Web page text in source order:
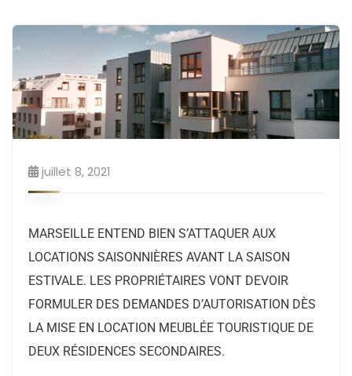
juillet 8, 2021
MARSEILLE ENTEND BIEN S’ATTAQUER AUX
LOCATIONS SAISONNIÈRES AVANT LA SAISON
ESTIVALE. LES PROPRIÉTAIRES VONT DEVOIR
FORMULER DES DEMANDES D’AUTORISATION DÈS
LA MISE EN LOCATION MEUBLÉE TOURISTIQUE DE
DEUX RÉSIDENCES SECONDAIRES.